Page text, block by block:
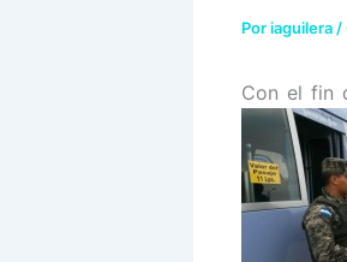
Poriaguilera /
Con el fin